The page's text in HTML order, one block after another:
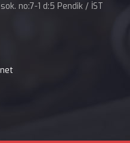
no:7-1 d:5 Pendik / İST